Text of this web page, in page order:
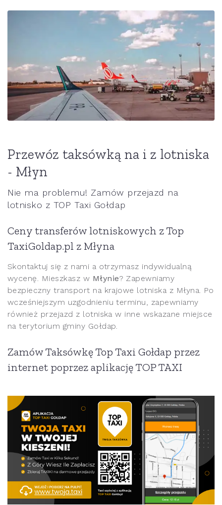
Przewóz taksówką na i z lotniska
- Młyn
Nie ma problemu! Zamów przejazd na
lotnisko z TOP Taxi Gołdap
Ceny transferów lotniskowych z Top
TaxiGoldap.pl z Młyna
Skontaktuj się z nami a otrzymasz indywidualną
wycenę. Mieszkasz w Młynie? Zapewniamy
bezpieczny transport na krajowe lotniska z Młyna. Po
wcześniejszym uzgodnieniu terminu, zapewniamy
również przejazd z lotniska w inne wskazane miejsce
na terytorium gminy Gołdap.
Zamów Taksówkę Top Taxi Gołdap przez
internet poprzez aplikację TOP TAXI